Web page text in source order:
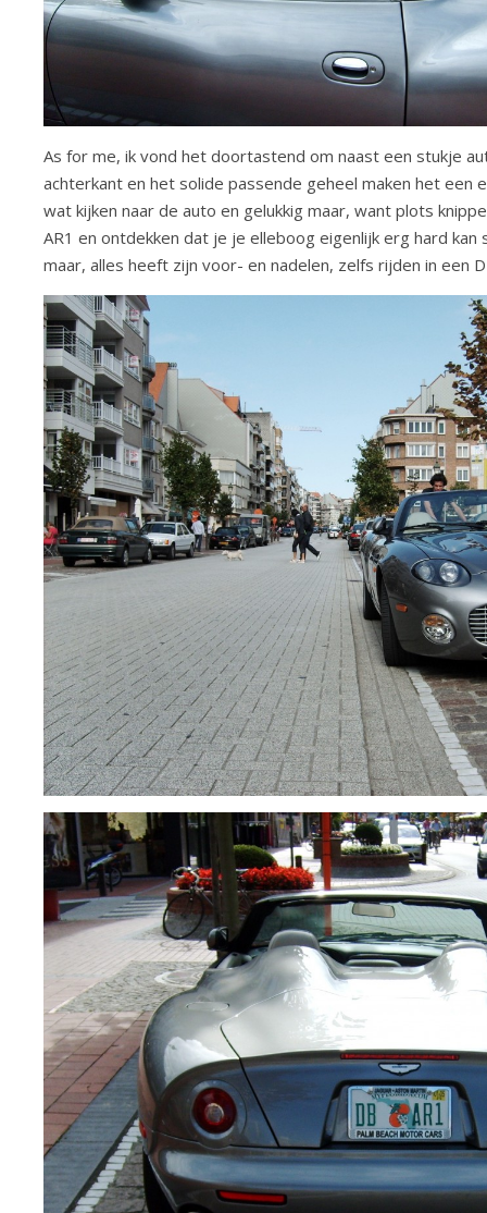
As for me, ik vond het doortastend om naast een stukje
achterkant en het solide passende geheel maken het
wat kijken naar de auto en gelukkig maar, want plots
AR1 en ontdekken dat je je elleboog eigenlijk erg hard
maar, alles heeft zijn voor- en nadelen, zelfs rijden in een